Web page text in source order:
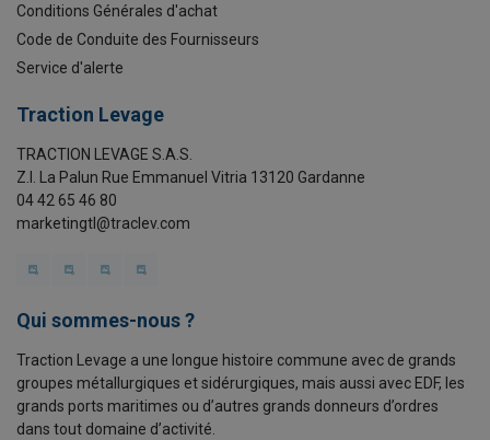
Conditions Générales d'achat
Code de Conduite des Fournisseurs
Service d'alerte
Traction Levage
TRACTION LEVAGE S.A.S.
Z.I. La Palun Rue Emmanuel Vitria 13120 Gardanne
04 42 65 46 80
marketingtl@traclev.com
Qui sommes-nous ?
Traction Levage a une longue histoire commune avec de grands
groupes métallurgiques et sidérurgiques, mais aussi avec EDF, les
grands ports maritimes ou d’autres grands donneurs d’ordres
dans tout domaine d’activité.